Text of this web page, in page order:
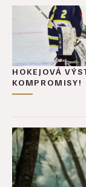
HOKEJOVÁ
KOMPROMISY!